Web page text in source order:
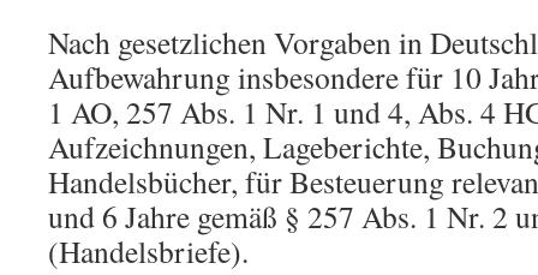
Nach gesetzlichen Vorgaben in
Aufbewahrung insbesondere für 10
1 AO, 257 Abs. 1 Nr. 1 und 4, Abs. 4
Aufzeichnungen, Lageberichte,
Handelsbücher, für Besteuerung
und 6 Jahre gemäß § 257 Abs. 1 Nr. 2
(Handelsbriefe).